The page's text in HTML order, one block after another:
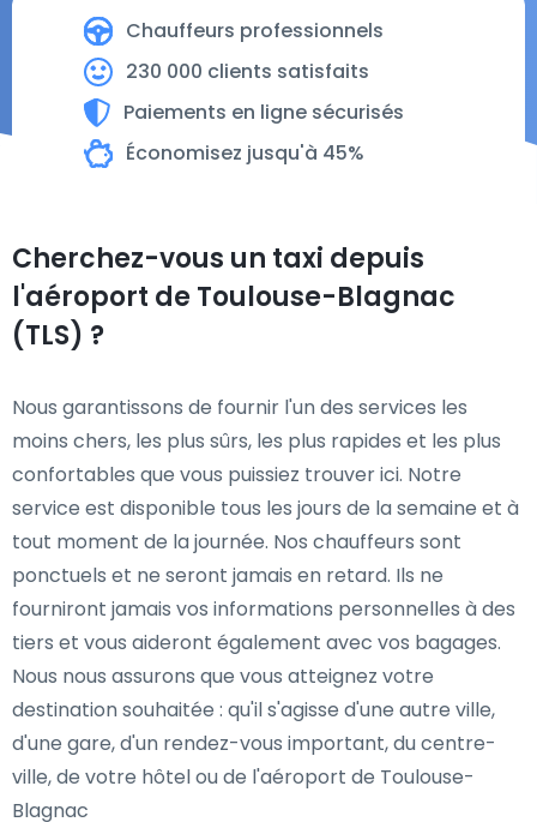
Chauffeurs professionnels
230 000 clients satisfaits
Paiements en ligne sécurisés
Économisez jusqu'à 45%
Cherchez-vous un taxi depuis
l'aéroport de Toulouse-Blagnac
(TLS) ?
Nous garantissons de fournir l'un des services les
moins chers, les plus sûrs, les plus rapides et les plus
confortables que vous puissiez trouver ici. Notre
service est disponible tous les jours de la semaine et à
tout moment de la journée. Nos chauffeurs sont
ponctuels et ne seront jamais en retard. Ils ne
fourniront jamais vos informations personnelles à des
tiers et vous aideront également avec vos bagages.
Nous nous assurons que vous atteignez votre
destination souhaitée : qu'il s'agisse d'une autre ville,
d'une gare, d'un rendez-vous important, du centre-
ville, de votre hôtel ou de l'aéroport de Toulouse-
Blagnac